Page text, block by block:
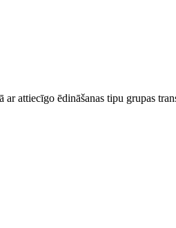
attiecīgo ēdināšanas tipu grupas